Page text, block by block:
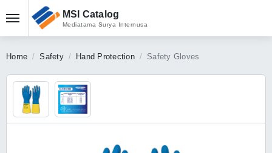
MSI Catalog
Mediatama Surya Internusa
Home Safety Hand Protection Safety Gloves